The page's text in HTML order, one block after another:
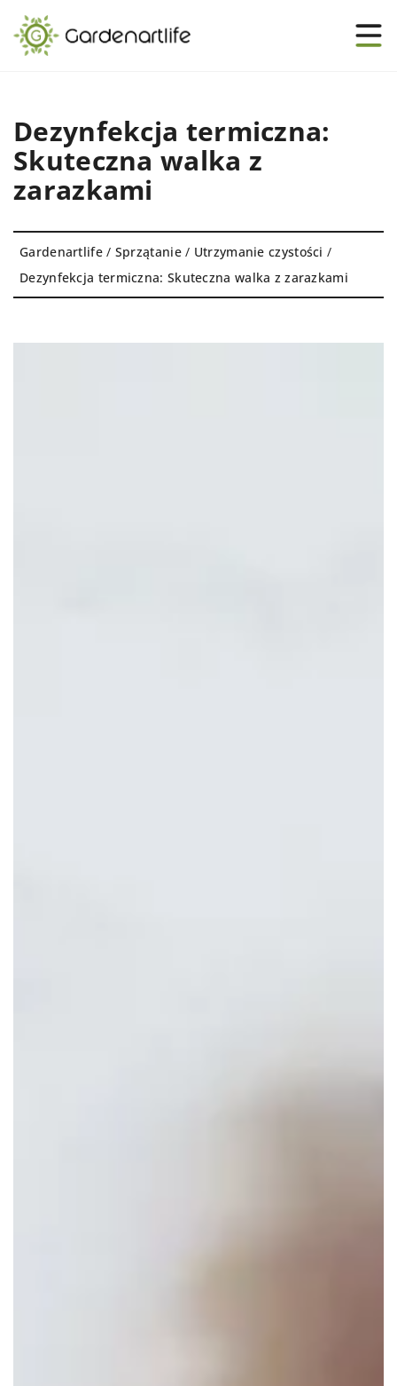
Dezynfekcja termiczna:
Skuteczna walka z
zarazkami
Gardenartlife/ Sprzątanie/ Utrzymanie czystości /
Dezynfekcja termiczna: Skuteczna walka z zarazkami